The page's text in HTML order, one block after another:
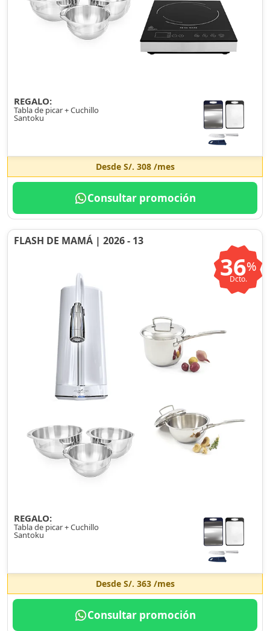
REGALO:
Tabla de picar + Cuchillo
Santoku
Desde S/. 308/mes
Consultar promoción
FLASH DE MAMÁ | 2026 - 13
36%
Dcto.
REGALO:
Tabla de picar + Cuchillo
Santoku
Desde S/. 363/mes
Consultar promoción